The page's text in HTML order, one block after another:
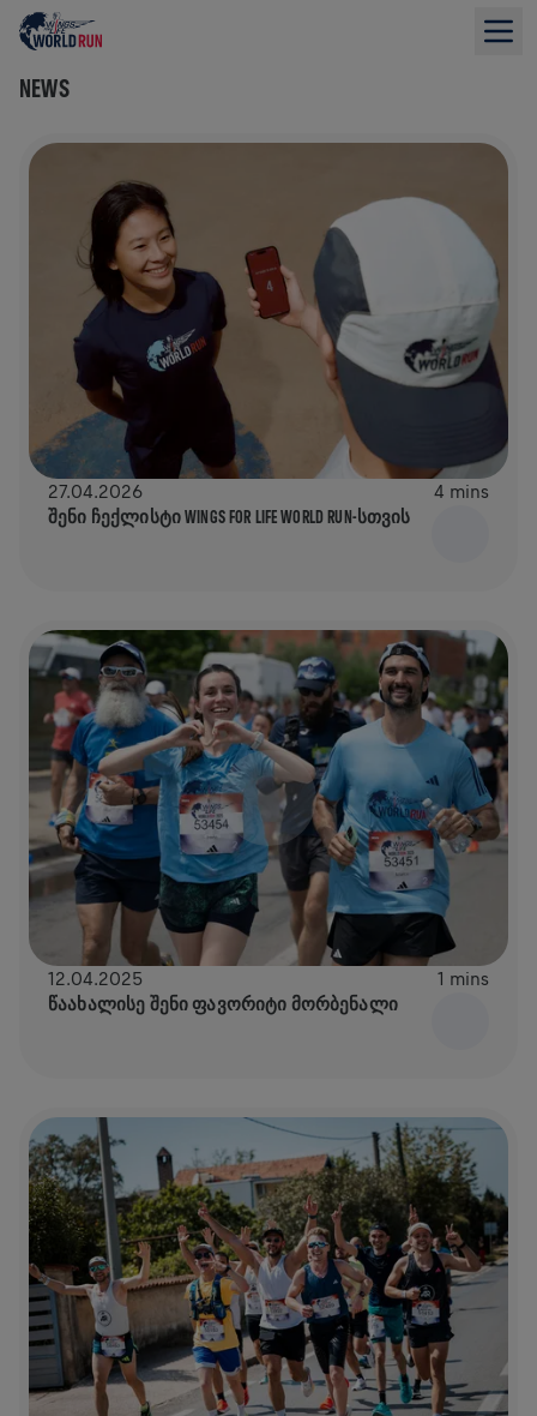
NEWS
27.04.2026 4 mins
ᲨᲔᲜᲘ ᲩᲔᲥᲚᲘᲡᲢᲘ WINGS FOR LIFE WORLD RUN-ᲡᲗᲕᲘᲡ
12.04.2025 1 mins
ᲬᲐᲐᲮᲐᲚᲘᲡᲔ ᲨᲔᲜᲘ ᲤᲐᲕᲝᲠᲘᲢᲘ ᲛᲝᲠᲑᲔᲜᲐᲚᲘ